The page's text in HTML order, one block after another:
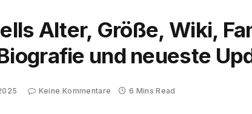
Alter, Größe, Wiki,
und neueste
Keine Kommentare 6 Mins Read